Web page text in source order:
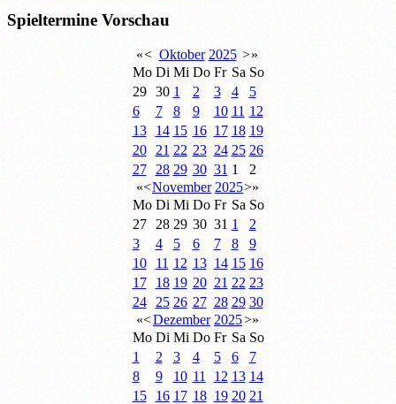
Spieltermine Vorschau
«< Oktober 2025 >»
Mo Di Mi Do Fr Sa So
29
30 1 2 3 4
5
6
7 8 9 10 11 12
13
14 15 16 17 18 19
20
21 22 23 24 25 26
27
28 29 30 31 1
2
«<November 2025>»
Mo Di Mi Do Fr Sa So
27
28 29 30 31 1
2
3
4 5 6 7 8
9
10
11 12 13 14 15 16
17
18 19 20 21 22 23
24
25 26 27 28 29 30
«<Dezember 2025>»
Mo Di Mi Do Fr Sa So
1
2 3 4 5 6
7
8
9 10 11 12 13 14
15
16 17 18 19 20 21